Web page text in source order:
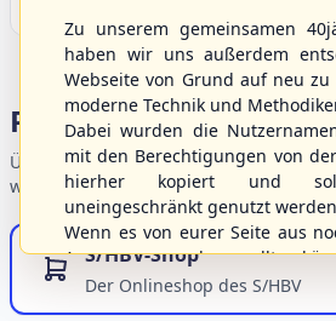
Portalbereiche
Übersicht der Verbandsbereiche –
weiterführende Informationen.
S/HBV-Shop
Der Onlineshop des S/HBV
Zu unserem gemeinsamen
haben wir uns außerdem
Webseite von Grund auf neu
moderne Technik und
Dabei wurden die
mit den Berechtigungen von
hierher kopiert und
uneingeschränkt genutzt
Wenn es von eurer Seite aus
Anregungen geben sollte,
gerne an die Verbandsadresse
schicken.